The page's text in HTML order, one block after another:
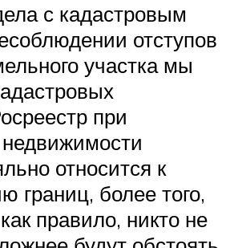
с кадастровым
отступов
участка мы
при
относится к
границ, более того,
правило, никто не